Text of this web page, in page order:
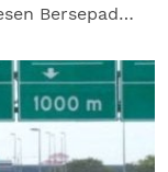
Bersepadu